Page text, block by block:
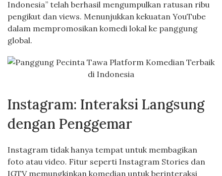
Indonesia” telah berhasil mengumpulkan ratusan ribu
pengikut dan views. Menunjukkan kekuatan YouTube
dalam mempromosikan komedi lokal ke panggung
global.
Instagram: Interaksi Langsung
dengan Penggemar
Instagram tidak hanya tempat untuk membagikan
foto atau video. Fitur seperti Instagram Stories dan
IGTV memungkinkan komedian untuk berinteraksi